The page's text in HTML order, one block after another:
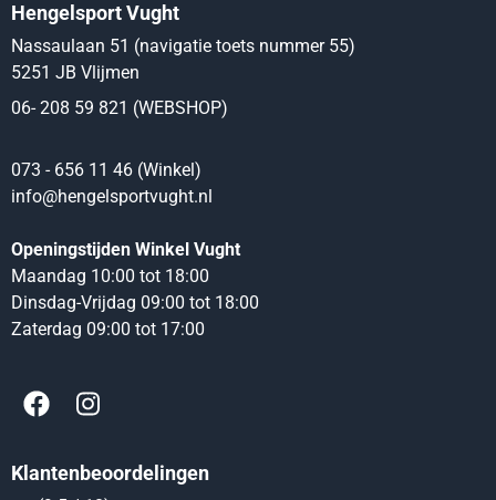
Hengelsport Vught
Nassaulaan 51 (navigatie toets nummer 55)
5251 JB Vlijmen
06- 208 59 821 (WEBSHOP)
073 - 656 11 46 (Winkel)
info@hengelsportvught.nl
Openingstijden Winkel Vught
Maandag 10:00 tot 18:00
Dinsdag-Vrijdag 09:00 tot 18:00
Zaterdag 09:00 tot 17:00
Klantenbeoordelingen